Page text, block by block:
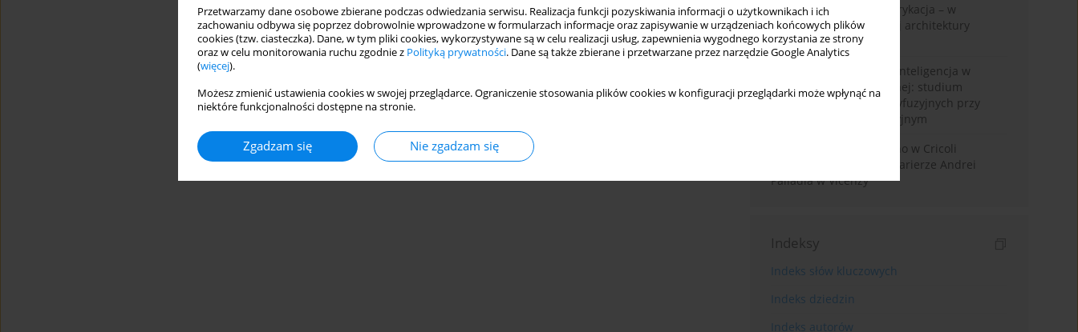
Przetwarzamy dane osobowe zbierane podczas odwiedzania serwisu. Realizacja funkcji pozyskiwania informacji o użytkownikach i ich
zachowaniu odbywa się poprzez dobrowolnie wprowadzone w formularzach informacje oraz zapisywanie w urządzeniach końcowych plików
cookies (tzw. ciasteczka). Dane, w tym pliki cookies, wykorzystywane są w celu realizacji usług, zapewnienia wygodnego korzystania ze strony
oraz w celu monitorowania ruchu zgodnie z Polityką prywatności. Dane są także zbierane i przetwarzane przez narzędzie Google Analytics
(więcej).
Możesz zmienić ustawienia cookies w swojej przeglądarce. Ograniczenie stosowania plików cookies w konfiguracji przeglądarki może wpłynąć na
niektóre funkcjonalności dostępne na stronie.
Zgadzam się Nie zgadzam się
Walter Gropius i prefabrykacja – w
poszukiwaniu dostępnej architektury
mieszkaniowej
Generatywna sztuczna inteligencja w
edukacji architektonicznej: studium
wykorzystania modeli dyfuzyjnych przy
projektowaniu koncepcyjnym
Przebudowa willi Trissino w Cricoli
pierwszym krokiem ku karierze Andrei
Palladia w Vicenzy
Indeksy
Indeks słów kluczowych
Indeks dziedzin
Indeks autorów